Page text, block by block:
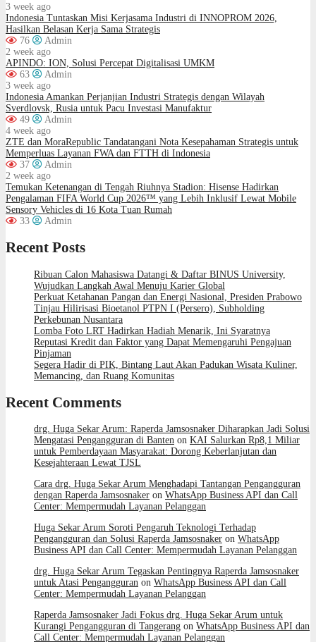
3 week ago
Indonesia Tuntaskan Misi Kerjasama Industri di INNOPROM 2026,
Hasilkan Belasan Kerja Sama Strategis
76
Admin
2 week ago
APINDO: ION, Solusi Percepat Digitalisasi UMKM
63
Admin
3 week ago
Indonesia Amankan Perjanjian Industri Strategis dengan Wilayah
Sverdlovsk, Rusia untuk Pacu Investasi Manufaktur
49
Admin
4 week ago
ZTE dan MoraRepublic Tandatangani Nota Kesepahaman Strategis untuk
Memperluas Layanan FWA dan FTTH di Indonesia
37
Admin
2 week ago
Temukan Ketenangan di Tengah Riuhnya Stadion: Hisense Hadirkan
Pengalaman FIFA World Cup 2026™ yang Lebih Inklusif Lewat Mobile
Sensory Vehicles di 16 Kota Tuan Rumah
33
Admin
Recent Posts
Ribuan Calon Mahasiswa Datangi & Daftar BINUS University,
Wujudkan Langkah Awal Menuju Karier Global
Perkuat Ketahanan Pangan dan Energi Nasional, Presiden Prabowo
Tinjau Hilirisasi Bioetanol PTPN I (Persero), Subholding
Perkebunan Nusantara
Lomba Foto LRT Hadirkan Hadiah Menarik, Ini Syaratnya
Reputasi Kredit dan Faktor yang Dapat Memengaruhi Pengajuan
Pinjaman
Segera Hadir di PIK, Bintang Laut Akan Padukan Wisata Kuliner,
Memancing, dan Ruang Komunitas
Recent Comments
drg. Huga Sekar Arum: Raperda Jamsosnaker Diharapkan Jadi Solusi
Mengatasi Pengangguran di Banten on KAI Salurkan Rp8,1 Miliar
untuk Pemberdayaan Masyarakat: Dorong Keberlanjutan dan
Kesejahteraan Lewat TJSL
Cara drg. Huga Sekar Arum Menghadapi Tantangan Pengangguran
dengan Raperda Jamsosnaker on WhatsApp Business API dan Call
Center: Mempermudah Layanan Pelanggan
Huga Sekar Arum Soroti Pengaruh Teknologi Terhadap
Pengangguran dan Solusi Raperda Jamsosnaker on WhatsApp
Business API dan Call Center: Mempermudah Layanan Pelanggan
drg. Huga Sekar Arum Tegaskan Pentingnya Raperda Jamsosnaker
untuk Atasi Pengangguran on WhatsApp Business API dan Call
Center: Mempermudah Layanan Pelanggan
Raperda Jamsosnaker Jadi Fokus drg. Huga Sekar Arum untuk
Kurangi Pengangguran di Tangerang on WhatsApp Business API dan
Call Center: Mempermudah Layanan Pelanggan